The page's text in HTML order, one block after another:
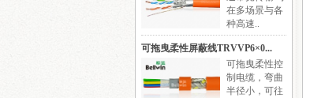
在多场景与各
种高速..
可拖曳柔性屏蔽线TRVVP6×0...
可拖曳柔性控
制电缆，弯曲
半径小，可往
建筑设备自动化系统中对电梯
和自动扶梯的监控主要..
什么是千兆以太网
千兆以太网（Gigabit Ethernet）
也叫高速以太网，指..